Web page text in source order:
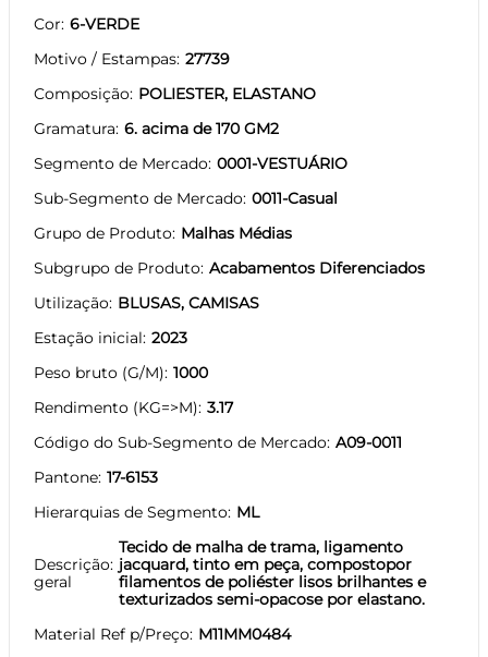
Cor 6-VERDE
Motivo / Estampas 27739
Composição POLIESTER, ELASTANO
Gramatura 6. acima de 170 GM2
Segmento de Mercado 0001-VESTUÁRIO
Sub-Segmento de Mercado 0011-Casual
Grupo de Produto Malhas Médias
Subgrupo de Produto Acabamentos Diferenciados
Utilização BLUSAS, CAMISAS
Estação inicial 2023
Peso bruto (G/M) 1000
Rendimento (KG=>M) 3.17
Código do Sub-Segmento de Mercado A09-0011
Pantone 17-6153
Hierarquias de Segmento ML
Descrição
geral
Tecido de malha de trama, ligamento
jacquard, tinto em peça, compostopor
filamentos de poliéster lisos brilhantes e
texturizados semi-opacose por elastano.
Material Ref p/Preço M11MM0484